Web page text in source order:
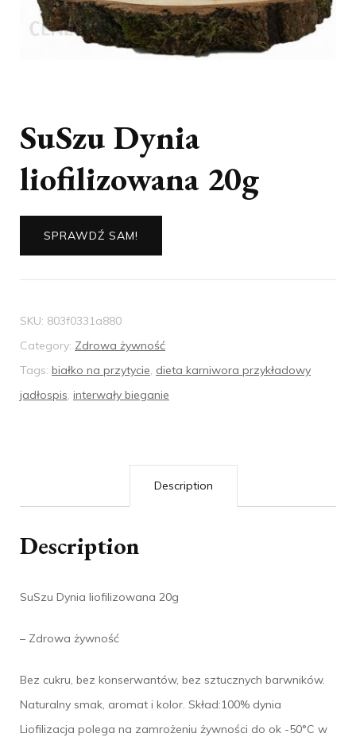
SuSzu Dynia
liofilizowana 20g
SPRAWDŹ SAM!
SKU: 803f0331a880
Category: Zdrowa żywność
Tags: białko na przytycie, dieta karniwora przykładowy
jadłospis, interwały bieganie
Description
Description
SuSzu Dynia liofilizowana 20g
– Zdrowa żywność
Bez cukru, bez konserwantów, bez sztucznych barwników.
Naturalny smak, aromat i kolor. Skład:100% dynia
Liofilizacja polega na zamrożeniu żywności do ok -50°C w